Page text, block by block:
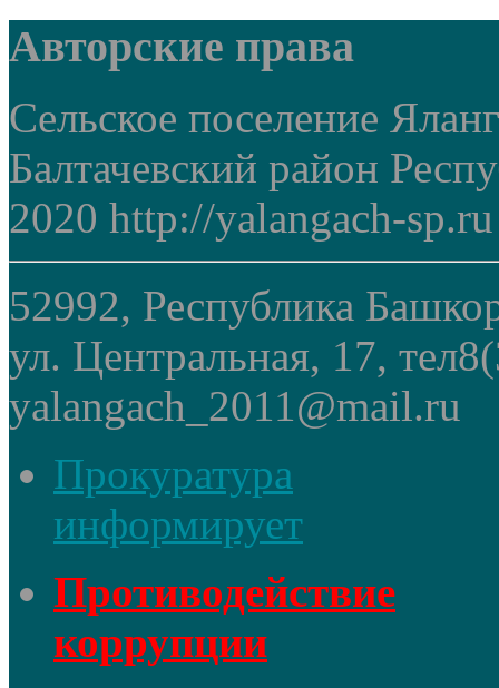
Авторские права
Сельское поселение
Балтачевский район
2020 http://yalangach-sp.ru
52992, Республика
ул. Центральная, 17,
yalangach_2011@mail.ru
Прокуратура
информирует
Противодействие
коррупции